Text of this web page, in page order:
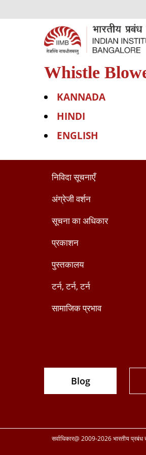
Whistle
KANNADA
HINDI
ENGLISH
निविदा सूचनाएँ
अंग्रेजी वर्शन
सूचना का अधिकार
प्रकाशन
पुस्तकालय
टर्न, टर्न, टर्न
सामाजिक प्रभाव
Blog
सर्वाधिकार@ 2009-2026 भारतीय